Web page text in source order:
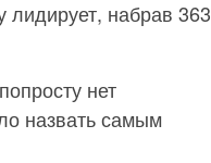
набрав 363
нет
назвать самым